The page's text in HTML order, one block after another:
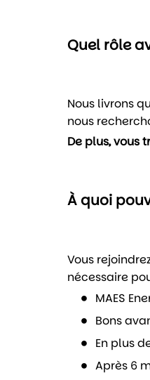
Quel rôle
Nous livrons
nous
De plus, vous
À quoi
Vous
nécessaire
MAES
Bons
En plus
Après 6